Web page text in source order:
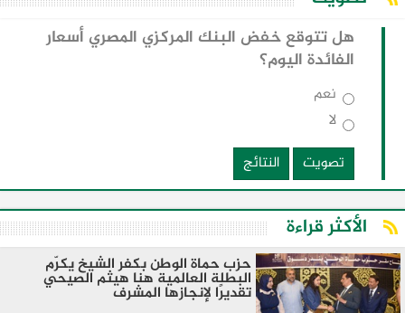
هل تتوقع خفض البنك المركزي المصري أسعار
الفائدة اليوم؟
نعم
لا
تصويت
النتائج
الأكثر قراءة
حزب حماة الوطن بكفر الشيخ يكرّم
البطلة العالمية هنا هيثم الصيحي
تقديرًا لإنجازها المشرف